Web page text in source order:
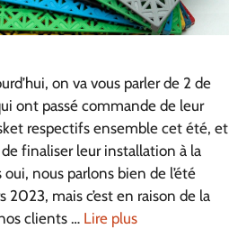
on va vous parler de 2 de
ont passé commande de leur
respectifs ensemble cet été, et
finaliser leur installation à la
oui, nous parlons bien de l’été
2023, mais c’est en raison de la
clients … Lire plus